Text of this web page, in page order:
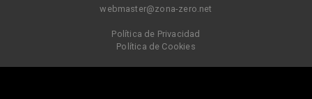
webmaster@zona-zero.net
Política de Privacidad
Política de Cookies